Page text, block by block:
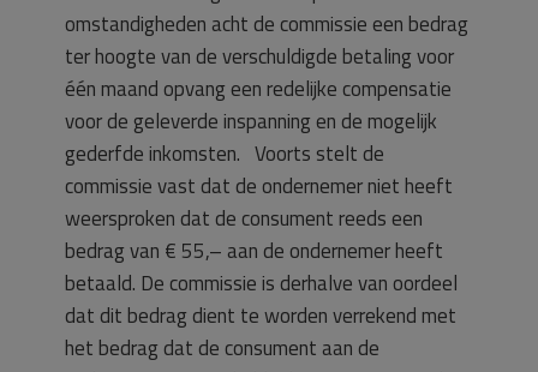
omstandigheden acht de commissie een bedrag
ter hoogte van de verschuldigde betaling voor
één maand opvang een redelijke compensatie
voor de geleverde inspanning en de mogelijk
gederfde inkomsten. Voorts stelt de
commissie vast dat de ondernemer niet heeft
weersproken dat de consument reeds een
bedrag van € 55,– aan de ondernemer heeft
betaald. De commissie is derhalve van oordeel
dat dit bedrag dient te worden verrekend met
het bedrag dat de consument aan de